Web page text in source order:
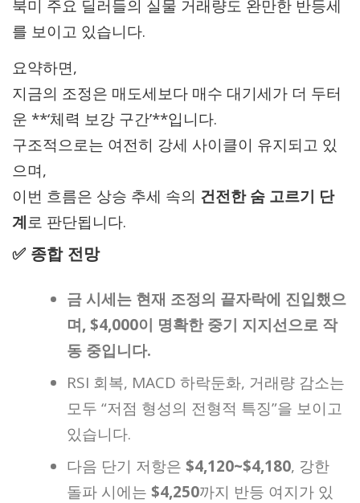
북미 주요 딜러들의 실물 거래량도 완만한 반등세
를 보이고 있습니다.
요약하면,
지금의 조정은 매도세보다 매수 대기세가 더 두터
운 **‘체력 보강 구간’**입니다.
구조적으로는 여전히 강세 사이클이 유지되고 있
으며,
이번 흐름은 상승 추세 속의 건전한 숨 고르기 단
계로 판단됩니다.
✅ 종합 전망
금 시세는 현재 조정의 끝자락에 진입했으
며, $4,000이 명확한 중기 지지선으로 작
동 중입니다.
RSI 회복, MACD 하락둔화, 거래량 감소는
모두 “저점 형성의 전형적 특징”을 보이고
있습니다.
다음 단기 저항은 $4,120~$4,180, 강한
돌파 시에는 $4,250까지 반등 여지가 있